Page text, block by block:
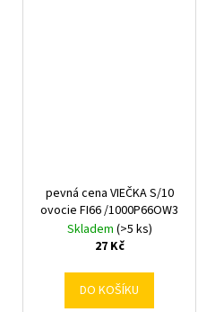
pevná cena VIEČKA S/10
ovocie FI66 /1000P66OW3
Skladem (>5 ks)
27 Kč
DO KOŠÍKU